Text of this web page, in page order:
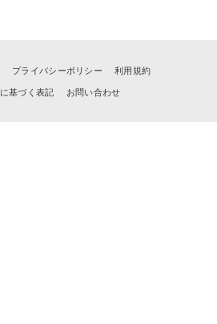
プライバシーポリシー 利用規約
基づく表記 お問い合わせ